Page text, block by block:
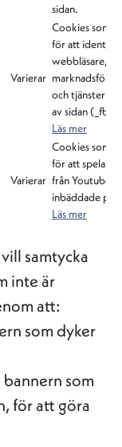
sidan.
Varierar
Cookies som
för att
webbläsare,
och tjänster för
av sidan (_fbp;
Läs mer
Varierar
Cookies som
för att spela
från Youtube,
inbäddade på
Läs mer
samtycka
inte är
att:
som dyker
som
för att göra